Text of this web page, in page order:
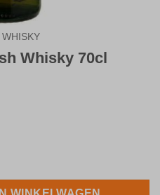
WHISKY
Whisky 70cl
aantal